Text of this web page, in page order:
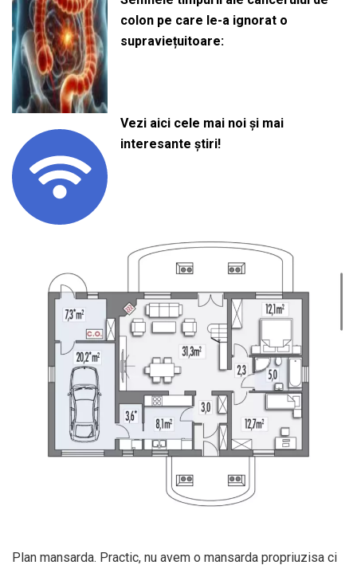
colon pe care le-a ignorat o
supraviețuitoare:
Vezi aici cele mai noi și mai
interesante știri!
Plan mansarda. Practic, nu avem o mansarda propriuzisa ci